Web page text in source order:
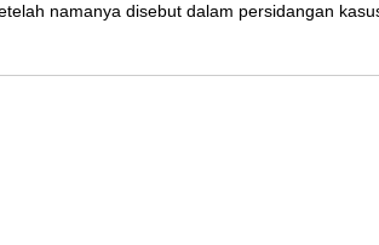
namanya disebut dalam persidangan